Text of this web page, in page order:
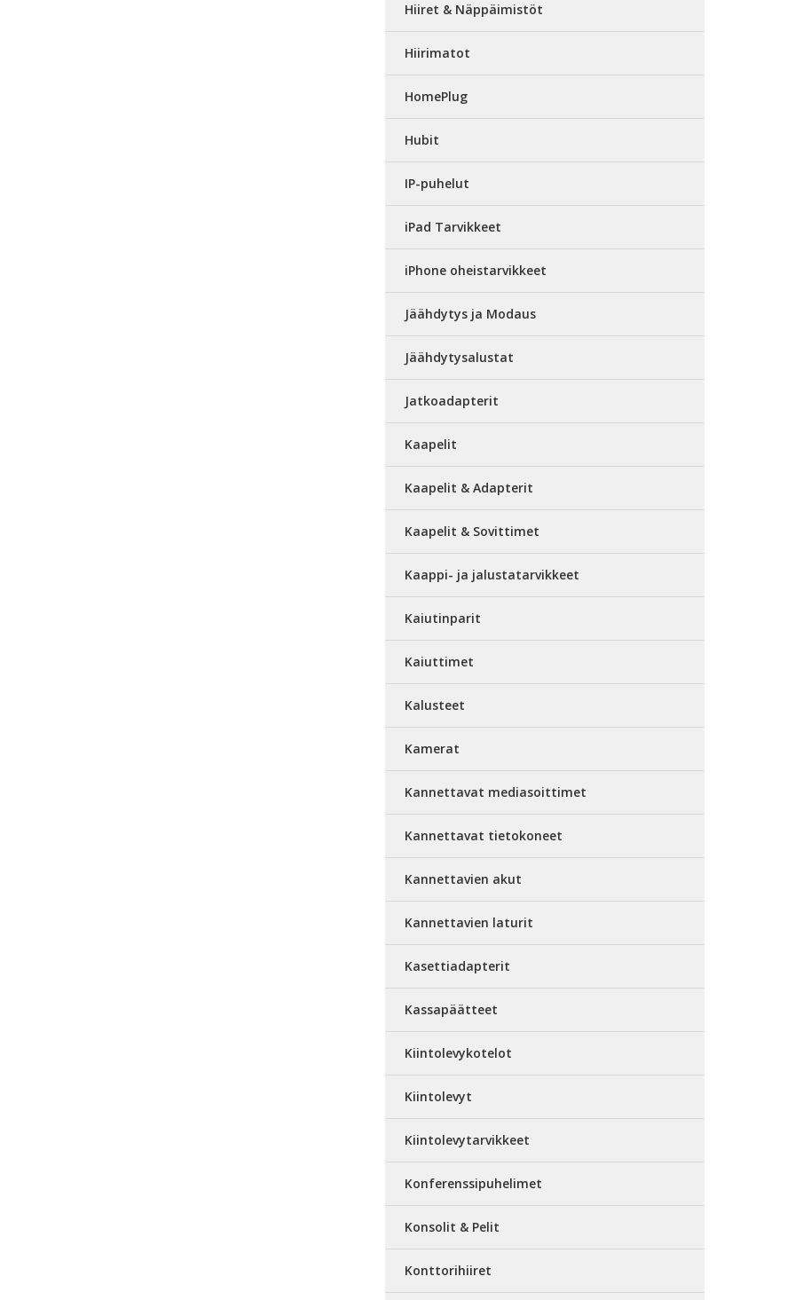
Hiiret & Näppäimistöt
Hiirimatot
HomePlug
Hubit
IP-puhelut
iPad Tarvikkeet
iPhone oheistarvikkeet
Jäähdytys ja Modaus
Jäähdytysalustat
Jatkoadapterit
Kaapelit
Kaapelit & Adapterit
Kaapelit & Sovittimet
Kaappi- ja jalustatarvikkeet
Kaiutinparit
Kaiuttimet
Kalusteet
Kamerat
Kannettavat mediasoittimet
Kannettavat tietokoneet
Kannettavien akut
Kannettavien laturit
Kasettiadapterit
Kassapäätteet
Kiintolevykotelot
Kiintolevyt
Kiintolevytarvikkeet
Konferenssipuhelimet
Konsolit & Pelit
Konttorihiiret